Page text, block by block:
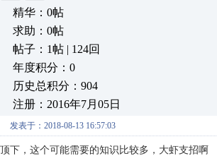
精华：0帖
求助：0帖
帖子：1帖 | 124回
年度积分：0
历史总积分：904
注册：2016年7月05日
发表于：2018-08-13 16:57:03
顶下，这个可能需要的知识比较多，大虾支招啊